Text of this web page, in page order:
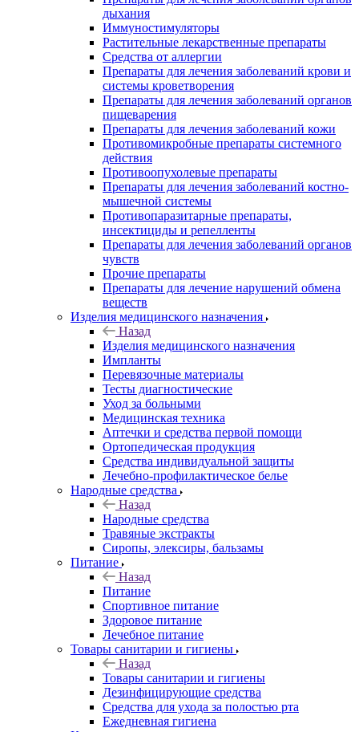
дыхания
Иммуностимуляторы
Растительные лекарственные препараты
Средства от аллергии
Препараты для лечения заболеваний крови и
системы кроветворения
Препараты для лечения заболеваний органов
пищеварения
Препараты для лечения заболеваний кожи
Противомикробные препараты системного
действия
Противоопухолевые препараты
Препараты для лечения заболеваний костно-
мышечной системы
Противопаразитарные препараты,
инсектициды и репелленты
Препараты для лечения заболеваний органов
чувств
Прочие препараты
Препараты для лечение нарушений обмена
веществ
Изделия медицинского назначения
Назад
Изделия медицинского назначения
Импланты
Перевязочные материалы
Тесты диагностические
Уход за больными
Медицинская техника
Аптечки и средства первой помощи
Ортопедическая продукция
Средства индивидуальной защиты
Лечебно-профилактическое белье
Народные средства
Назад
Народные средства
Травяные экстракты
Сиропы, элексиры, бальзамы
Питание
Назад
Питание
Спортивное питание
Здоровое питание
Лечебное питание
Товары санитарии и гигиены
Назад
Товары санитарии и гигиены
Дезинфицирующие средства
Средства для ухода за полостью рта
Ежедневная гигиена